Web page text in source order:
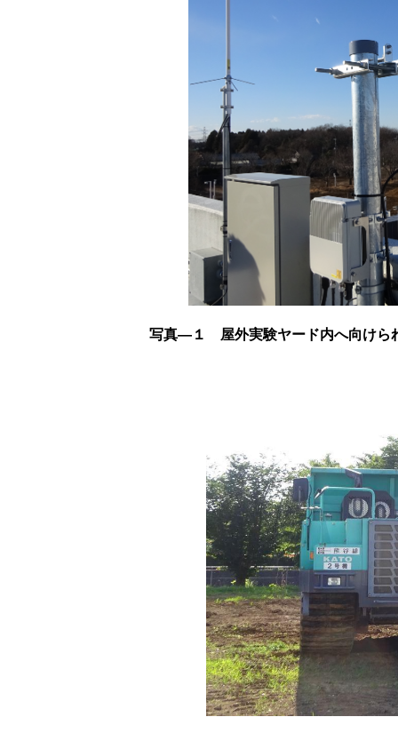
写真―１ 屋外実験ヤード内へ向けら